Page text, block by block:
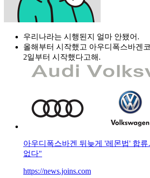
우리나라는 시행된지 얼마 안됐어.
올해부터 시작했고 아우디폭스바겐
2일부터 시작했다고해.
아우디폭스바겐 뒤늦게 '레몬법' 합
없다"
https://news.joins.com